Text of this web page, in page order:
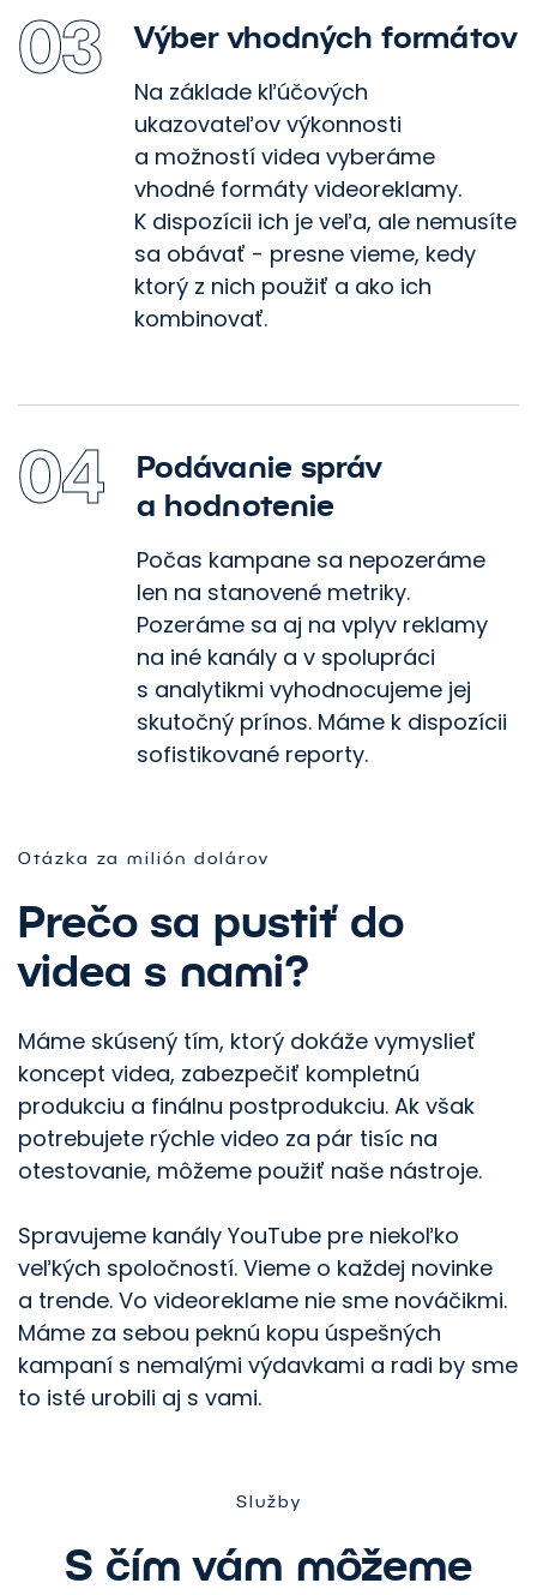
03 Výber vhodných formátov
Na základe kľúčových
ukazovateľov výkonnosti
a možností videa vyberáme
vhodné formáty videoreklamy.
K dispozícii ich je veľa, ale nemusíte
sa obávať - presne vieme, kedy
ktorý z nich použiť a ako ich
kombinovať.
04
Podávanie správ
a hodnotenie
Počas kampane sa nepozeráme
len na stanovené metriky.
Pozeráme sa aj na vplyv reklamy
na iné kanály a v spolupráci
s analytikmi vyhodnocujeme jej
skutočný prínos. Máme k dispozícii
sofistikované reporty.
Otázka za milión dolárov
Prečo sa pustiť do
videa s nami?
Máme skúsený tím, ktorý dokáže vymyslieť
koncept videa, zabezpečiť kompletnú
produkciu a finálnu postprodukciu. Ak však
potrebujete rýchle video za pár tisíc na
otestovanie, môžeme použiť naše nástroje.
Spravujeme kanály YouTube pre niekoľko
veľkých spoločností. Vieme o každej novinke
a trende. Vo videoreklame nie sme nováčikmi.
Máme za sebou peknú kopu úspešných
kampaní s nemalými výdavkami a radi by sme
to isté urobili aj s vami.
Služby
S čím vám môžeme